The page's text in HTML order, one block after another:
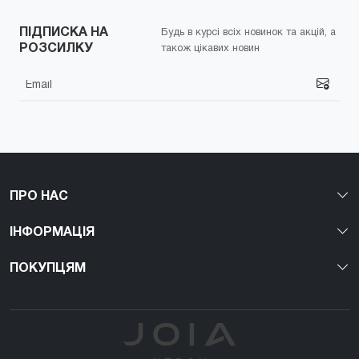
ПІДПИСКА НА
РОЗСИЛКУ
Будь в курсі всіх новинок та акцій, а
також цікавих новин
ПРО НАС
ІНФОРМАЦІЯ
ПОКУПЦЯМ